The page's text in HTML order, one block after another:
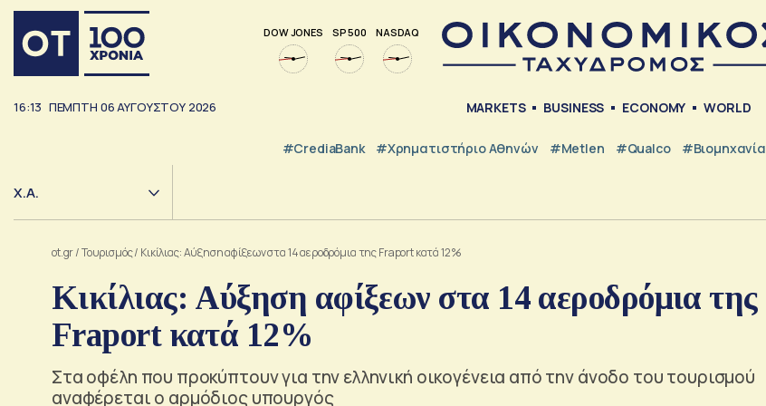
DOW JONES SP 500 NASDAQ
16:13 ΠΕΜΠΤΗ 06ΑΥΓΟΥΣΤΟΥ 2026 MARKETS BUSINESS ECONOMY WORLD
#CrediaBank #Χρηματιστήριο Αθηνών #metlen #Qualco #Βιομηχανία
Χ.Α.
ot.gr/Τουρισμός/ Κικίλιας: Αύξηση αφίξεων στα 14 αεροδρόμια της Fraport κατά 12%
Κικίλιας: Αύξηση αφίξεων στα 14 αεροδρόμια της
Fraport κατά 12%
Στα οφέλη που προκύπτουν για την ελληνική οικογένεια από την άνοδο του τουρισμού
αναφέρεται ο αρμόδιος υπουργός